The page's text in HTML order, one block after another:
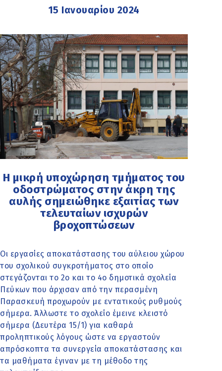
15 Ιανουαρίου 2024
Η μικρή υποχώρηση τμήματος του
οδοστρώματος στην άκρη της
αυλής σημειώθηκε εξαιτίας των
τελευταίων ισχυρών
βροχοπτώσεων
Οι εργασίες αποκατάστασης του αύλειου χώρου
του σχολικού συγκροτήματος στο οποίο
στεγάζονται το 2ο και το 4ο δημοτικά σχολεία
Πεύκων που άρχισαν από την περασμένη
Παρασκευή προχωρούν με εντατικούς ρυθμούς
σήμερα. Άλλωστε το σχολείο έμεινε κλειστό
σήμερα (Δευτέρα 15/1) για καθαρά
προληπτικούς λόγους ώστε να εργαστούν
απρόσκοπτα τα συνεργεία αποκατάστασης και
τα μαθήματα έγιναν με τη μέθοδο της